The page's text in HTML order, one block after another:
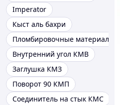
Imperator
Кыст аль бахри
Пломбировочные материалы
Внутренний угол КМВ
Заглушка КМЗ
Поворот 90 КМП
Соединитель на стык КМС